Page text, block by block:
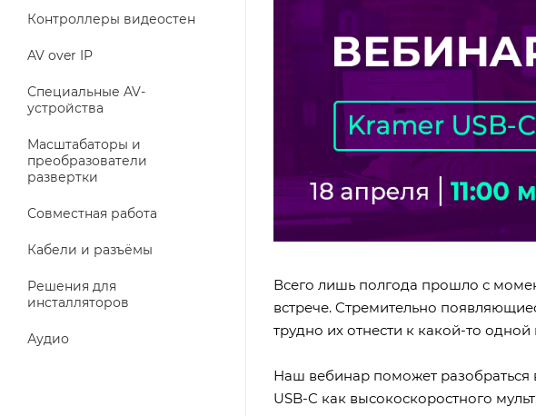
Контроллеры видеостен
AV over IP
Специальные AV-
устройства
Масштабаторы и
преобразователи
развертки
Совместная работа
Кабели и разъёмы
Решения для
инсталляторов
Аудио
Всего лишь полгода прошло с
встрече. Cтремительно
трудно их отнести к какой-то
Наш вебинар поможет разобраться
USB-C как высокоскоростного